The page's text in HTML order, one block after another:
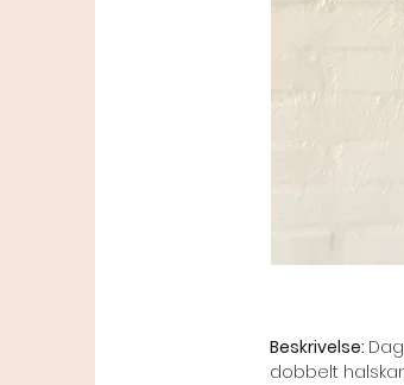
Beskrivelse:
dobbelt